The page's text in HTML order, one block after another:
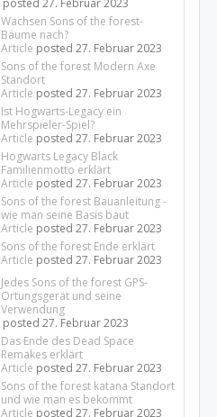
posted27. Februar 2023
Wachsen Sons of the forest-
Bäume nach?
Article posted27. Februar 2023
Sons of the forest Modern Axe
Standort
Article posted27. Februar 2023
Ist Hogwarts-Legacy ein
Mehrspieler-Spiel?
Article posted27. Februar 2023
Hogwarts Legacy Black
Familienmotto erklärt
Article posted27. Februar 2023
Sons of the forest Bauanleitung -
wie man seine Basis baut
Article posted27. Februar 2023
Sons of the forest Ende erklärt
Article posted27. Februar 2023
Jedes Sons of the forest GPS-
Ortungsgerät und seine
Verwendung
posted27. Februar 2023
Das Ende des Dead Space
Remakes erklärt
Article posted27. Februar 2023
Sons of the forest katana Standort
und wie man es bekommt
Article posted27. Februar 2023